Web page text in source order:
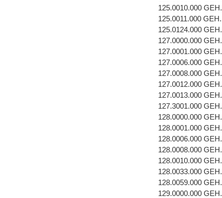
125.0010.000
125.0011.000
125.0124.000
127.0000.000
127.0001.000
127.0006.000
127.0008.000
127.0012.000
127.0013.000
127.3001.000
128.0000.000
128.0001.000
128.0006.000
128.0008.000
128.0010.000
128.0033.000
128.0059.000
129.0000.000